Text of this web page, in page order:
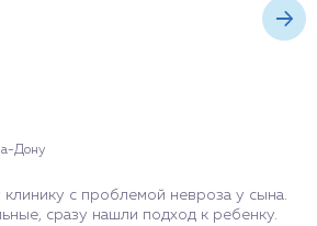
Дону
с проблемой невроза у сына.
сразу нашли подход к ребенку.